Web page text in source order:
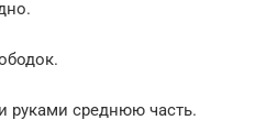
руками среднюю часть.